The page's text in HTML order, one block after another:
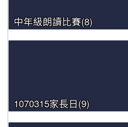
中年級朗讀比賽(8)
1070315家長日(9)